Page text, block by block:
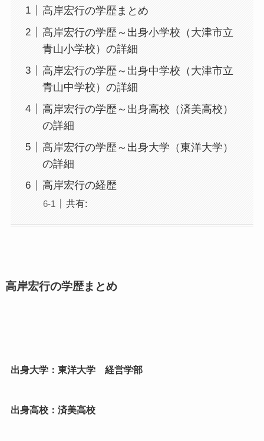
高岸宏行の学歴まとめ
高岸宏行の学歴～出身小学校（大津市立
青山小学校）の詳細
高岸宏行の学歴～出身中学校（大津市立
青山中学校）の詳細
高岸宏行の学歴～出身高校（済美高校）
の詳細
高岸宏行の学歴～出身大学（東洋大学）
の詳細
高岸宏行の経歴
共有:
高岸宏行の学歴まとめ
出身大学：東洋大学 経営学部
出身高校：済美高校